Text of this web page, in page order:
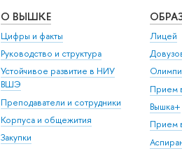
О ВЫШКЕ
Цифры и факты
Руководство и структура
Устойчивое развитие в НИУ
ВШЭ
Преподаватели и сотрудники
Корпуса и общежития
Закупки
Лицей
Прием
Вышка+
Прием